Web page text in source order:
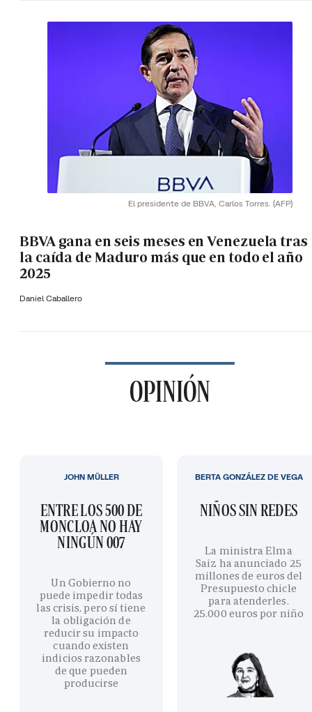
El presidente de BBVA, Carlos Torres. (AFP)
BBVA gana en seis meses en Venezuela tras
la caída de Maduro más que en todo el año
2025
Daniel Caballero
OPINIÓN
ENTRE LOS 500 DE
MONCLOA NO HAY
NINGÚN 007
Un Gobierno no
puede impedir todas
las crisis, pero sí tiene
la obligación de
reducir su impacto
cuando existen
indicios razonables
de que pueden
producirse
JOHN MÜLLER
NIÑOS SIN REDES
La ministra Elma
Saiz ha anunciado 25
millones de euros del
Presupuesto chicle
para atenderles.
25.000 euros por niño
BERTA GONZÁLEZ DE VEGA